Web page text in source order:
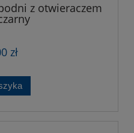
z otwieraczem
zł